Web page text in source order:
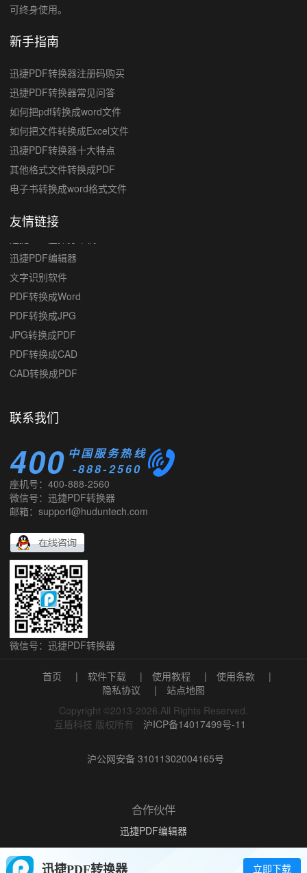
可终身使用。
新手指南
迅捷PDF转换器注册码购买
迅捷PDF转换器常见问答
如何把pdf转换成word文件
如何把文件转换成Excel文件
迅捷PDF转换器十大特点
其他格式文件转换成PDF
电子书转换成word格式文件
友情链接
迅捷PDF编辑器
文字识别软件
PDF转换成Word
PDF转换成JPG
JPG转换成PDF
PDF转换成CAD
CAD转换成PDF
联系我们
400 -888-2560
中国服务热线
座机号：400-888-2560
微信号：迅捷PDF转换器
邮箱：support@huduntech.com
微信号：迅捷PDF转换器
首页 | 软件下载 | 使用教程 | 使用条款
|
隐私协议
|
站点地图
Copyright ©2013-2026.All Rights Reserved.
互盾科技 版权所有
沪ICP备14017499号-11
沪公网安备 31011302004165号
合作伙伴
迅捷PDF编辑器
PDF转换成JPG
迅捷PDF转换器 立即下载